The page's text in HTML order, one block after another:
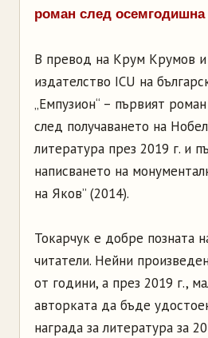
роман след осемгодишна
В превод на Крум Крумов и
издателство ICU на
„Емпузион“ – първият
след получаването на
литература през 2019 г. и
написването на
на Яков” (2014).
Токарчук е добре позната
читатели. Нейни
от години, а през 2019 г.,
авторката да бъде
награда за литература за